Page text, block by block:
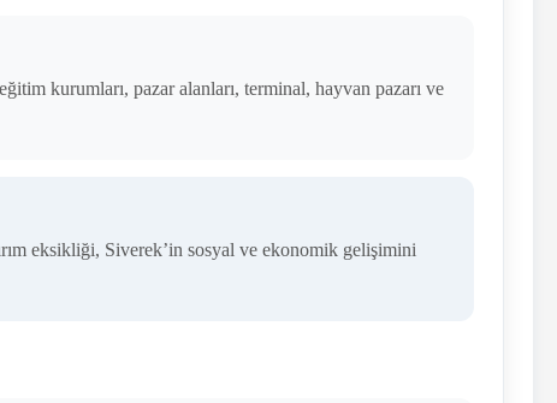
kurumları, pazar alanları, terminal, hayvan pazarı ve
eksikliği, Siverek’in sosyal ve ekonomik gelişimini